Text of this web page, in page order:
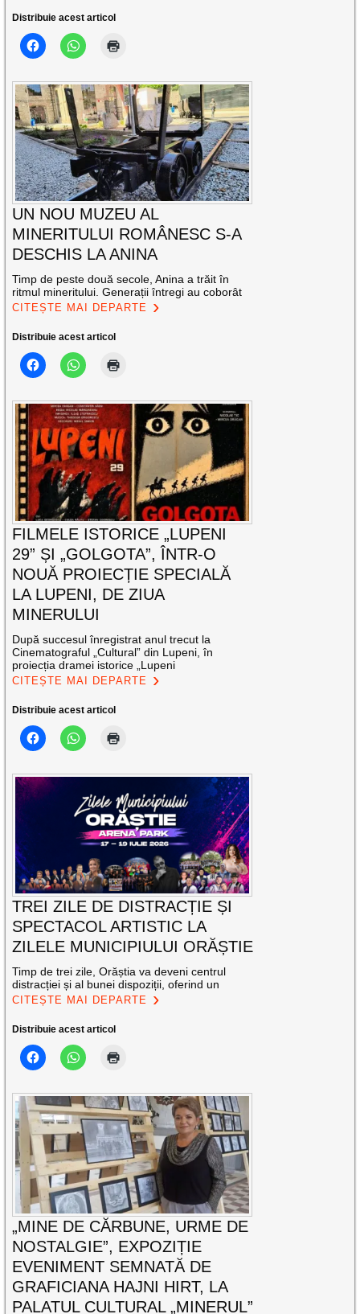
Distribuie acest articol
UN NOU MUZEU AL
MINERITULUI ROMÂNESC S-A
DESCHIS LA ANINA
Timp de peste două secole, Anina a trăit în
ritmul mineritului. Generații întregi au coborât
CITEȘTE MAI DEPARTE
Distribuie acest articol
FILMELE ISTORICE „LUPENI
29” ȘI „GOLGOTA”, ÎNTR-O
NOUĂ PROIECȚIE SPECIALĂ
LA LUPENI, DE ZIUA
MINERULUI
După succesul înregistrat anul trecut la
Cinematograful „Cultural” din Lupeni, în
proiecția dramei istorice „Lupeni
CITEȘTE MAI DEPARTE
Distribuie acest articol
TREI ZILE DE DISTRACȚIE ȘI
SPECTACOL ARTISTIC LA
ZILELE MUNICIPIULUI ORĂȘTIE
Timp de trei zile, Orăștia va deveni centrul
distracției și al bunei dispoziții, oferind un
CITEȘTE MAI DEPARTE
Distribuie acest articol
„MINE DE CĂRBUNE, URME DE
NOSTALGIE”, EXPOZIȚIE
EVENIMENT SEMNATĂ DE
GRAFICIANA HAJNI HIRT, LA
PALATUL CULTURAL „MINERUL”